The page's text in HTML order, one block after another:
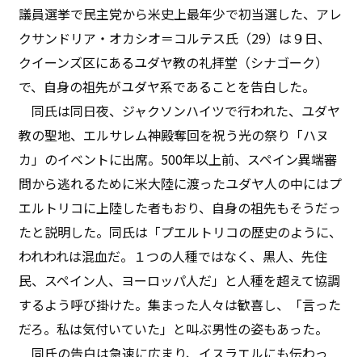
議員選挙で民主党から米史上最年少で初当選した、アレ
クサンドリア・オカシオ＝コルテス氏（29）は９日、
クイーンズ区にあるユダヤ教の礼拝堂（シナゴーク）
で、自身の祖先がユダヤ系であることを告白した。
同氏は同日夜、ジャクソンハイツで行われた、ユダヤ
教の聖地、エルサレム神殿奪回を祝う光の祭り「ハヌ
カ」のイベントに出席。500年以上前、スペイン異端審
問から逃れるために米大陸に渡ったユダヤ人の中にはプ
エルトリコに上陸した者もおり、自身の祖先もそうだっ
たと説明した。同氏は「プエルトリコの歴史のように、
われわれは混血だ。１つの人種ではなく、黒人、先住
民、スペイン人、ヨーロッパ人だ」と人種を超えて協調
するよう呼び掛けた。集まった人々は歓喜し、「言った
だろ。私は気付いていた」と叫ぶ男性の姿もあった。
同氏の告白は急速に広まり、イスラエルにも伝わっ